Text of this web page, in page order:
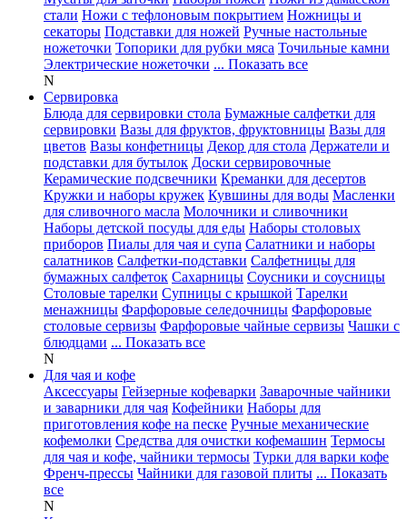
стали Ножи с тефлоновым покрытием Ножницы и
секаторы Подставки для ножей Ручные настольные
ножеточки Топорики для рубки мяса Точильные камни
Электрические ножеточки ... Показать все
N
Сервировка
Блюда для сервировки стола Бумажные салфетки для
сервировки Вазы для фруктов, фруктовницы Вазы для
цветов Вазы конфетницы Декор для стола Держатели и
подставки для бутылок Доски сервировочные
Керамические подсвечники Креманки для десертов
Кружки и наборы кружек Кувшины для воды Масленки
для сливочного масла Молочники и сливочники
Наборы детской посуды для еды Наборы столовых
приборов Пиалы для чая и супа Салатники и наборы
салатников Салфетки-подставки Салфетницы для
бумажных салфеток Сахарницы Соусники и соусницы
Столовые тарелки Супницы с крышкой Тарелки
менажницы Фарфоровые селедочницы Фарфоровые
столовые сервизы Фарфоровые чайные сервизы Чашки с
блюдцами ... Показать все
N
Для чая и кофе
Аксессуары Гейзерные кофеварки Заварочные чайники
и заварники для чая Кофейники Наборы для
приготовления кофе на песке Ручные механические
кофемолки Средства для очистки кофемашин Термосы
для чая и кофе, чайники термосы Турки для варки кофе
Френч-прессы Чайники для газовой плиты ... Показать
все
N